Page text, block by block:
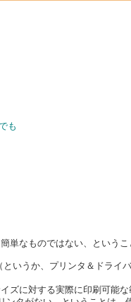
でも
なものではない、というこ
いうか、プリンタ＆ドライ
に対する実際に印刷可能